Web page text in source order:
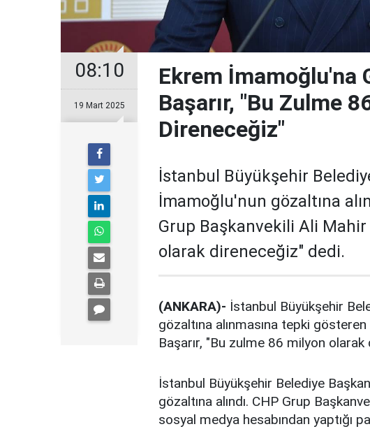
08:10
19 Mart 2025
Ekrem İmamoğlu'na
Başarır, "Bu Zulme
Direneceğiz"
İstanbul Büyükşehir
İmamoğlu'nun gözaltına
Grup Başkanvekili Ali Mahir
olarak direneceğiz" dedi.
(ANKARA)- İstanbul Büyükşehir
gözaltına alınmasına tepki
Başarır, "Bu zulme 86 milyon
İstanbul Büyükşehir Belediye
gözaltına alındı. CHP Grup
sosyal medya hesabından yaptığı